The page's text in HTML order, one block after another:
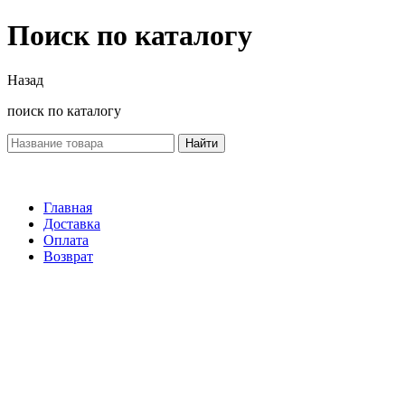
Поиск по каталогу
Назад
поиск по каталогу
Найти
Главная
Доставка
Оплата
Возврат